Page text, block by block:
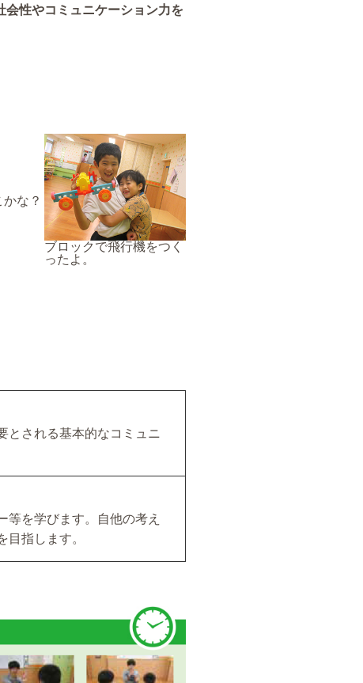
性やコミュニケーション力を
な？
ブロックで飛行機をつく
ったよ。
とされる基本的なコミュニ
等を学びます。自他の考え
指します。